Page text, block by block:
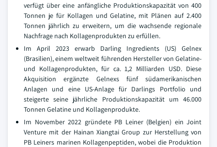
verfügt über eine anfängliche Produktionskapazität von 400
Tonnen je für Kollagen und Gelatine, mit Plänen auf 2.400
Tonnen jährlich zu erweitern, um die wachsende regionale
Nachfrage nach Kollagenprodukten zu erfüllen.
Im April 2023 erwarb Darling Ingredients (US) Gelnex
(Brasilien), einem weltweit führenden Hersteller von Gelatine-
und Kollagenprodukten, für ca. 1,2 Milliarden USD. Diese
Akquisition ergänzte Gelnexs fünf südamerikanischen
Anlagen und eine US-Anlage für Darlings Portfolio und
steigerte seine jährliche Produktionskapazität um 46.000
Tonnen Gelatine und Kollagenprodukte.
Im November 2022 gründete PB Leiner (Belgien) ein Joint
Venture mit der Hainan Xiangtai Group zur Herstellung von
PB Leiners marinen Kollagenpeptiden, wobei die Produktion